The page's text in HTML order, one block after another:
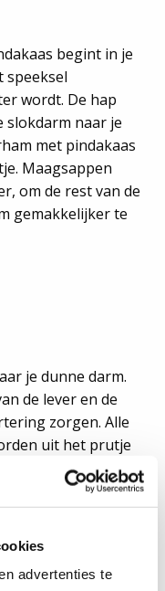
advertenties te
begint in je
speeksel
wordt. De hap
slokdarm naar je
met pindakaas
Maagsappen
om de rest van de
gemakkelijker te
je dunne darm.
de lever en de
zorgen. Alle
uit het prutje
mineralen.
meter dunne darm
darm bestaat uit
op die kreukels
darmslijmvlies. Alle
de oppervlakte van